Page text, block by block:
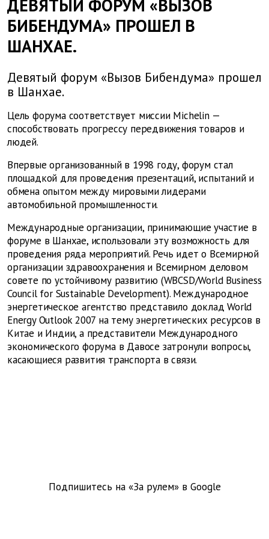
ДЕВЯТЫЙ ФОРУМ «ВЫЗОВ
БИБЕНДУМА» ПРОШЕЛ В
ШАНХАЕ.
Девятый форум «Вызов Бибендума» прошел
в Шанхае.
Цель форума соответствует миссии Michelin —
способствовать прогрессу передвижения товаров и
людей.
Впервые организованный в 1998 году, форум стал
площадкой для проведения презентаций, испытаний и
обмена опытом между мировыми лидерами
автомобильной промышленности.
Международные организации, принимающие участие в
форуме в Шанхае, использовали эту возможность для
проведения ряда мероприятий. Речь идет о Всемирной
организации здравоохранения и Всемирном деловом
совете по устойчивому развитию (WBCSD/World Business
Council for Sustainable Development). Международное
энергетическое агентство представило доклад World
Energy Outlook 2007 на тему энергетических ресурсов в
Китае и Индии, а представители Международного
экономического форума в Давосе затронули вопросы,
касающиеся развития транспорта в связи.
Подпишитесь на «За рулем» в Google